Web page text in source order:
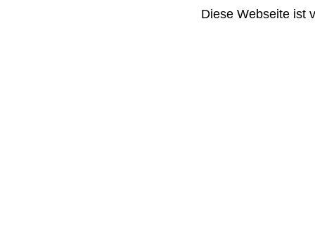
Diese Webseite ist